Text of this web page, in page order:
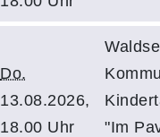
Do.
13.08.2026,
18.00 Uhr
"Im